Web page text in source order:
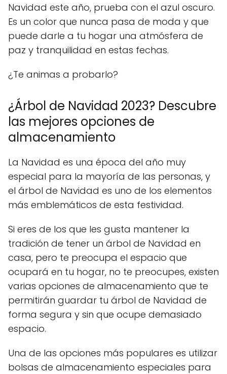
Navidad este año, prueba con el azul oscuro.
Es un color que nunca pasa de moda y que
puede darle a tu hogar una atmósfera de
paz y tranquilidad en estas fechas.
¿Te animas a probarlo?
¿Árbol de Navidad 2023? Descubre
las mejores opciones de
almacenamiento
La Navidad es una época del año muy
especial para la mayoría de las personas, y
el árbol de Navidad es uno de los elementos
más emblemáticos de esta festividad.
Si eres de los que les gusta mantener la
tradición de tener un árbol de Navidad en
casa, pero te preocupa el espacio que
ocupará en tu hogar, no te preocupes, existen
varias opciones de almacenamiento que te
permitirán guardar tu árbol de Navidad de
forma segura y sin que ocupe demasiado
espacio.
Una de las opciones más populares es utilizar
bolsas de almacenamiento especiales para